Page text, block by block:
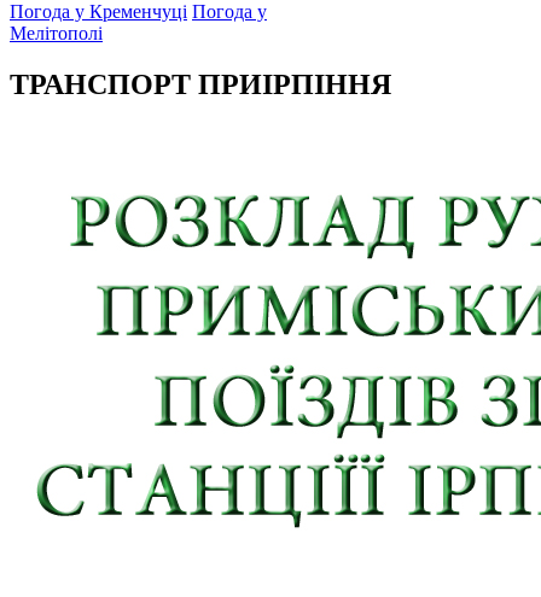
Погода у Кременчуці Погода у
Мелітополі
ТРАНСПОРТ ПРИІРПІННЯ